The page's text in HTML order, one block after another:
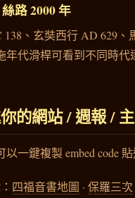
路 2000 年
138、玄奘西行 AD 629
年代滑桿可看到不同時代
的網站 / 週報 /
一鍵複製 embed code
四福音書地圖 · 保羅三次